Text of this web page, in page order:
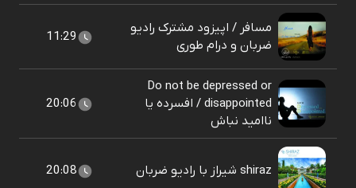
مسافر / اپیزود مشترک رادیو
ضربان و درام طوری
11:29
Do not be depressed or
disappointed / افسرده یا
ناامید نباش
20:06
shiraz شیراز با رادیو ضربان 20:08